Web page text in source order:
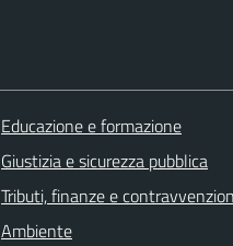
Educazione e formazione
Giustizia e sicurezza pubblica
Tributi, finanze e
Ambiente